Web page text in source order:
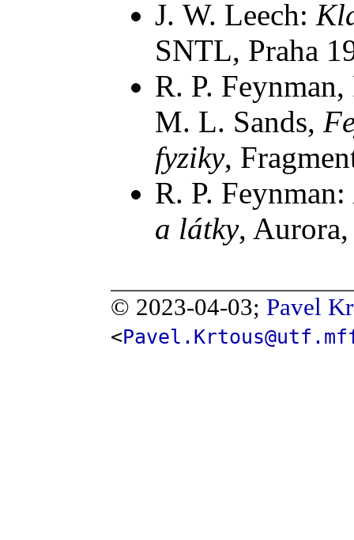
J. W. Leech:
SNTL, Praha
R. P.
M. L. Sands,
fyziky,
R. P. Feynman:
a látky,
© 2023-04-03; Pavel
<